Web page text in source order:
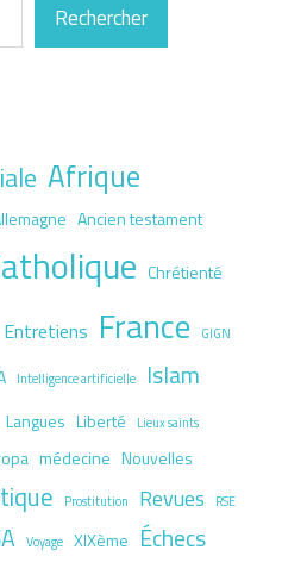
Rechercher
Afrique
Ancien testament
Chrétienté
Entretiens France GIGN
Intelligence artificielle Islam
Langues Liberté Lieux saints
médecine Nouvelles
Prostitution Revues RSE
Voyage XIXème Échecs